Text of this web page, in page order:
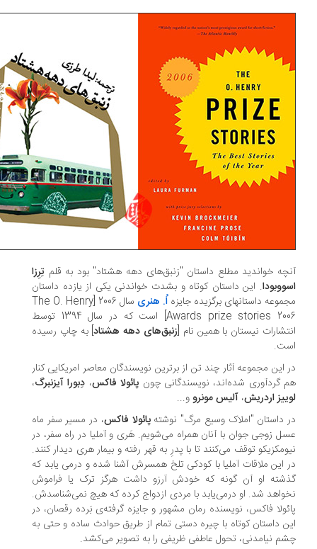
خواندید مطلع داستان "زنبق‌های دهه هشتاد" بود به قلمتِرِزا
. این داستان کوتاه و بشدت خواندنی یکی از یازده داستان
داستانهای برگزیده جایزهاُ. هنری
سال 2006 [The O. Henry
Awards prize stories 2006] است که در سال 1394 توسط
نیستان با همین نام [زنبق‌های دهه هشتاد ] به چاپ رسیده
این مجموعه آثار چند تن از برترین نویسندگان معاصر امریکایی کنار
گردآوری شده‌اند، نویسندگانی چونپائولا فاکس ،دِبورا آیزنبرگ،
اردریش،آلیس مونروو...
داستان "املاک وسیع مرگ" نوشته پائولا فاکس ، در مسیر سفر ماه
زوجی جوان با آنان همراه می‌شویم. هَری و آملیا در راه سفر، در
توقف می‌کنند تا با پدرِ به قهر رفته و بیمار هری دیدار کنند.
این ملاقات آملیا با کودکی تلخ همسرش آشنا شده و درمی یابد که
او آن گونه که خودش آرزو داشت هرگز ترک یا فراموش
شد. او درمی‌یابد با مردی ازدواج کرده که هیچ نمی‌شناسدش.
فاکس، نویسنده رمان مشهور و جایزه گرفته‌ی بَرده رقصان، در
داستان کوتاه با چیره دستی تمام از طریق حوادث ساده و حتی به
نیامدنی، تحول عاطفی ظریفی را به تصویر می‌کشد.